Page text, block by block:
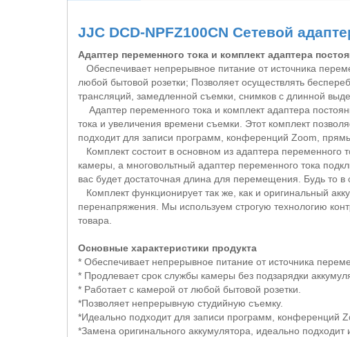
JJC DCD-NPFZ100CN Сетевой
Адаптер переменного тока и комплект адаптера
Обеспечивает непрерывное питание от источника
любой бытовой розетки; Позволяет осуществлять
трансляций, замедленной съемки, снимков с длинной
Адаптер переменного тока и комплект адаптера
тока и увеличения времени съемки. Этот комплект
подходит для записи программ, конференций Zoom ,
Комплект состоит в основном из адаптера переменного
камеры, а многовольтный адаптер переменного тока
вас будет достаточная длина для перемещения. Будь то
Комплект функционирует так же, как и оригинальный
перенапряжения. Мы используем строгую технологию
товара.
Основные характеристики продукта
* Обеспечивает непрерывное питание от источника
* Продлевает срок службы камеры без подзарядки
* Работает с камерой от любой бытовой розетки.
*Позволяет непрерывную студийную съемку.
*Идеально подходит для записи программ, конференций
*Замена оригинального аккумулятора, идеально